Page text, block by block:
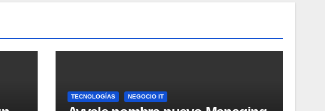
TECNOLOGÍAS NEGOCIO IT